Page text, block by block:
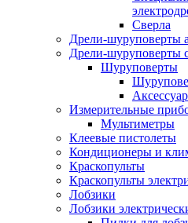
Сверла
Дрели-шуруповерты
Дрели-шуруповерты
Шуруповерты
Измерительные
Мультиметры
Клеевые пистолеты
Кондиционеры и
Краскопульты
Краскопульты
Лобзики
Лобзики